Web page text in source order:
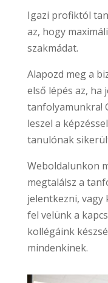
Igazi profiktól
az, hogy
szakmádat.
Alapozd meg a
első lépés az, ha
tanfolyamunkra!
leszel a
tanulónak
Weboldalunkon
megtalálsz a
jelentkezni, vagy
fel velünk a
kollégáink
mindenkinek.